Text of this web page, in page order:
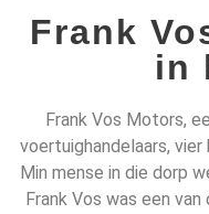
Frank
in
Frank Vos Motors,
voertuighandelaars,
Min mense in die dorp
Frank Vos was een